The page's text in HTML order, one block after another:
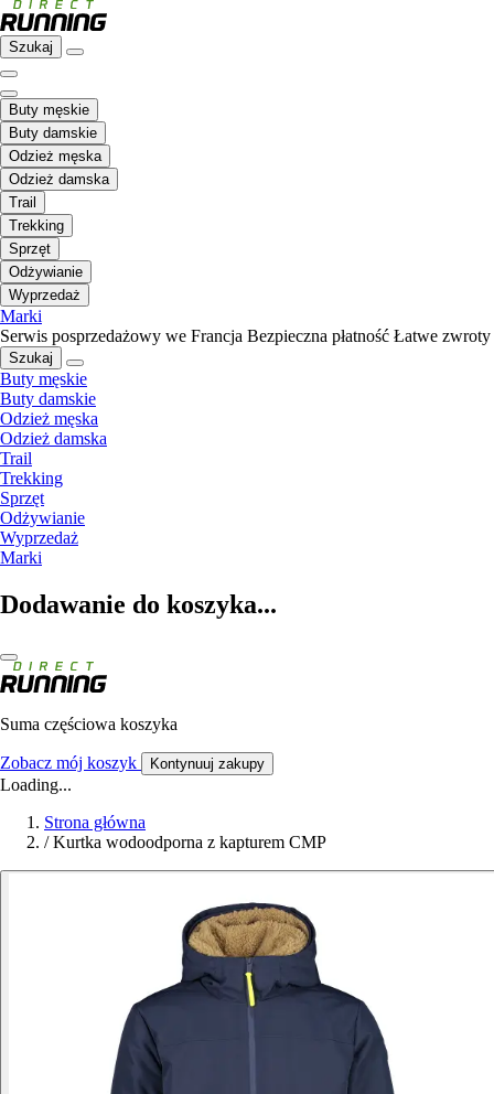
Szukaj
Buty męskie
Buty damskie
Odzież męska
Odzież damska
Trail
Trekking
Sprzęt
Odżywianie
Wyprzedaż
Marki
Serwis posprzedażowy we Francja Bezpieczna płatność Łatwe zwroty
Szukaj
Buty męskie
Buty damskie
Odzież męska
Odzież damska
Trail
Trekking
Sprzęt
Odżywianie
Wyprzedaż
Marki
Dodawanie do koszyka...
Suma częściowa koszyka
Zobacz mój koszyk Kontynuuj zakupy
Loading...
Strona główna
/ Kurtka wodoodporna z kapturem CMP